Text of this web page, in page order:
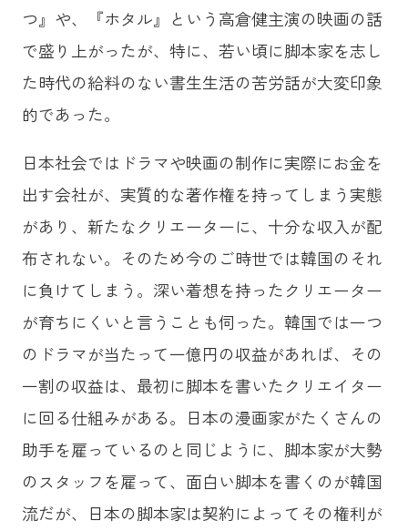
つ』や、『ホタル』という高倉健主演の映画の話
で盛り上がったが、特に、若い頃に脚本家を志し
た時代の給料のない書生生活の苦労話が大変印象
的であった。
日本社会ではドラマや映画の制作に実際にお金を
出す会社が、実質的な著作権を持ってしまう実態
があり、新たなクリエーターに、十分な収入が配
布されない。そのため今のご時世では韓国のそれ
に負けてしまう。深い着想を持ったクリエーター
が育ちにくいと言うことも伺った。韓国では一つ
のドラマが当たって一億円の収益があれば、その
一割の収益は、最初に脚本を書いたクリエイター
に回る仕組みがある。日本の漫画家がたくさんの
助手を雇っているのと同じように、脚本家が大勢
のスタッフを雇って、面白い脚本を書くのが韓国
流だが、日本の脚本家は契約によってその権利が